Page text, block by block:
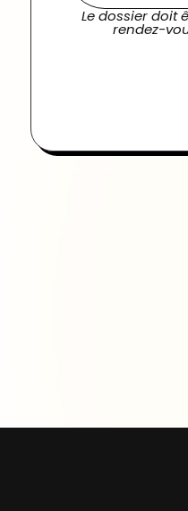
Le dossier doit
rendez-